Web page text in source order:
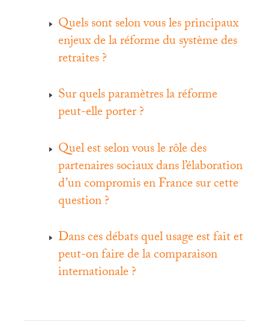
Quels sont selon vous les principaux
enjeux de la réforme du système des
retraites?
Sur quels paramètres la réforme
peut-elle porter?
Quel est selon vous le rôle des
partenaires sociaux dans l’élaboration
d’un compromis en France sur cette
question?
Dans ces débats quel usage est fait et
peut-on faire de la comparaison
internationale?